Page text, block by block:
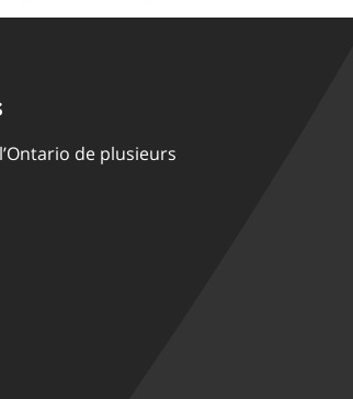
de plusieurs